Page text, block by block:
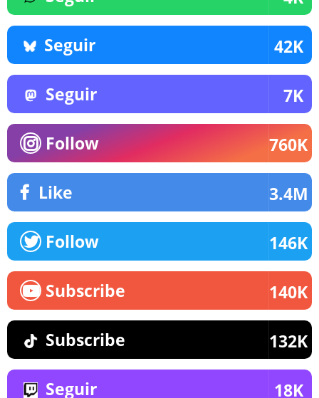
Seguir 42K
Seguir 7K
Follow 760K
Like 3.4M
Follow 146K
Subscribe 140K
Subscribe 132K
Seguir 18K